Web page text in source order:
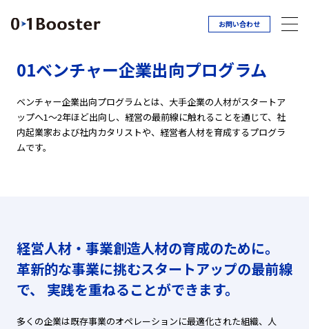
お問い合わせ
01ベンチャー企業出向プログラム
ベンチャー企業出向プログラムとは、大手企業の人材がスタートア
ップへ1～2年ほど出向し、経営の最前線に触れることを通じて、社
内起業家および社内カタリストや、経営者人材を育成するプログラ
ムです。
経営人材・事業創造人材の育成のために。
革新的な事業に挑むスタートアップの最前線
で、
実践を重ねることができます。
多くの企業は既存事業のオペレーションに最適化された組織、人